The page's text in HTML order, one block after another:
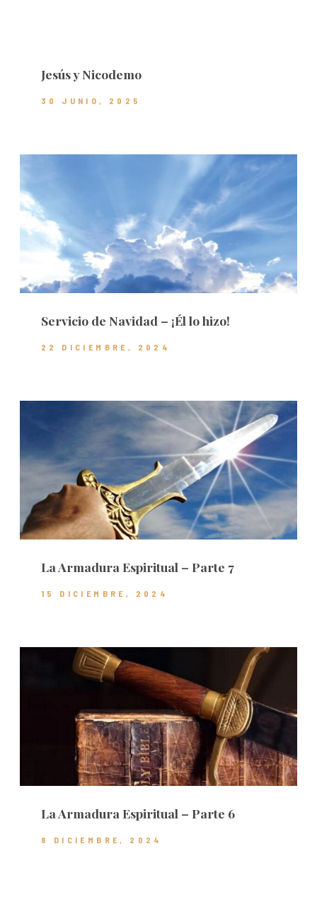
Jesús y Nicodemo
30 JUNIO, 2025
Servicio de Navidad – ¡Él lo hizo!
22 DICIEMBRE, 2024
La Armadura Espiritual – Parte 7
15 DICIEMBRE, 2024
La Armadura Espiritual – Parte 6
8 DICIEMBRE, 2024